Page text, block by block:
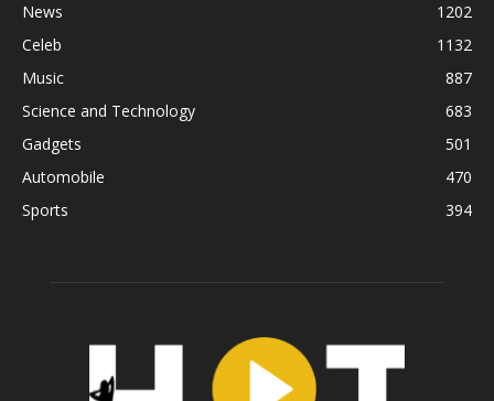
News
1202
Celeb
1132
Music
887
Science and Technology
683
Gadgets
501
Automobile
470
Sports
394